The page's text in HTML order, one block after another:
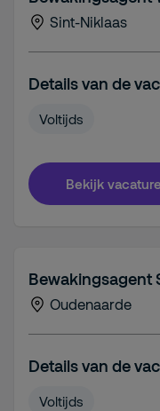
Sint-Niklaas
Details van de
Voltijds
Bekijk vacature
Bewakingsagent
Oudenaarde
Details van de
Voltijds